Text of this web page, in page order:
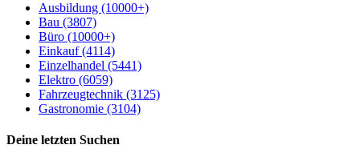
Ausbildung (10000+)
Bau (3807)
Büro (10000+)
Einkauf (4114)
Einzelhandel (5441)
Elektro (6059)
Fahrzeugtechnik (3125)
Gastronomie (3104)
Deine letzten Suchen